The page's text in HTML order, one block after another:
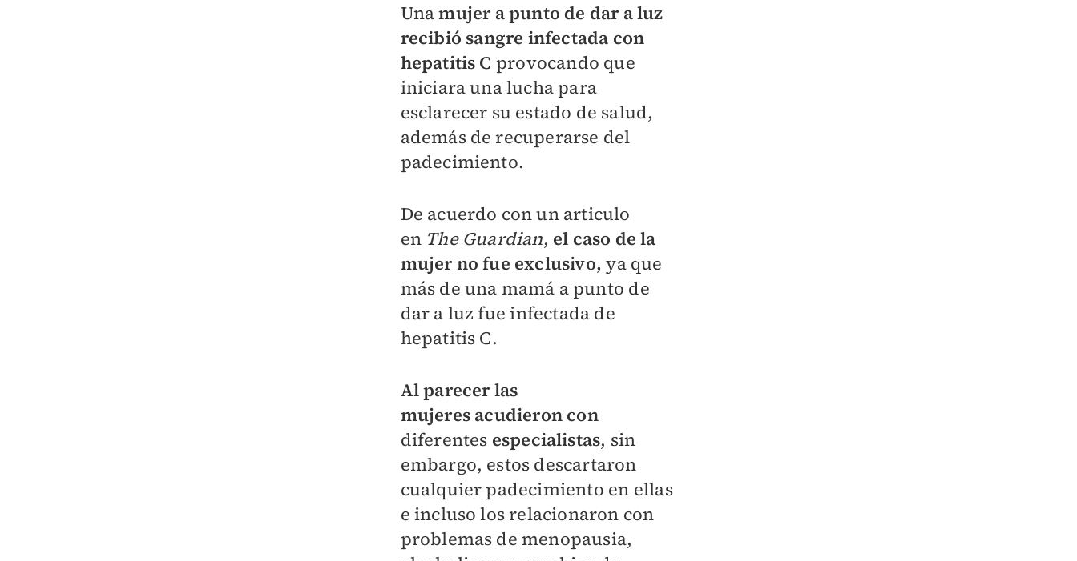
Unamujer a punto de dar a luz
recibió sangre infectada con
hepatitis C provocando que
iniciara una lucha para
esclarecer su estado de salud,
además de recuperarse del
padecimiento.
De acuerdo con un articulo
en The Guardian, el caso de la
mujer no fue exclusivo,ya que
más de una mamá a punto de
dar a luz fue infectada de
hepatitis C.
Al parecer las
mujeres acudieron con
diferentes especialistas, sin
embargo, estos descartaron
cualquier padecimiento en ellas
e incluso los relacionaron con
problemas de menopausia,